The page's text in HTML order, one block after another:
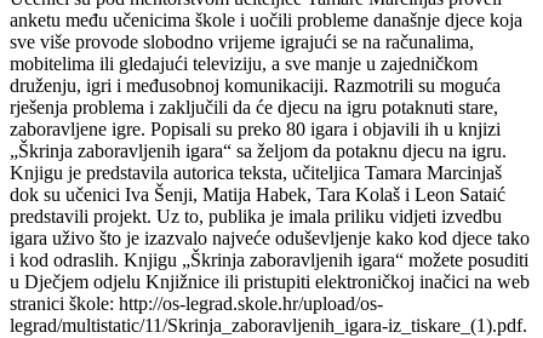
anketu među učenicima škole i uočili probleme današnje djece koja
sve više provode slobodno vrijeme igrajući se na računalima,
mobitelima ili gledajući televiziju, a sve manje u zajedničkom
druženju, igri i međusobnoj komunikaciji. Razmotrili su moguća
rješenja problema i zaključili da će djecu na igru potaknuti stare,
zaboravljene igre. Popisali su preko 80 igara i objavili ih u knjizi
„Škrinja zaboravljenih igara“ sa željom da potaknu djecu na igru.
Knjigu je predstavila autorica teksta, učiteljica Tamara Marcinjaš
dok su učenici Iva Šenji, Matija Habek, Tara Kolaš i Leon Sataić
predstavili projekt. Uz to, publika je imala priliku vidjeti izvedbu
igara uživo što je izazvalo najveće oduševljenje kako kod djece tako
i kod odraslih. Knjigu „Škrinja zaboravljenih igara“ možete posuditi
u Dječjem odjelu Knjižnice ili pristupiti elektroničkoj inačici na web
stranici škole: http://os-legrad.skole.hr/upload/os-
legrad/multistatic/11/Skrinja_zaboravljenih_igara-iz_tiskare_(1).pdf.